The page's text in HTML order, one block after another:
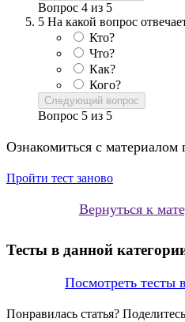
Вопрос 4 из 5
5 На какой вопрос
Кто?
Что?
Как?
Кого?
Следующий вопрос
Вопрос 5 из 5
Ознакомиться с
Пройти тест заново
Вернуться к
Тесты в данной
Посмотреть тесты
Понравилась статья?